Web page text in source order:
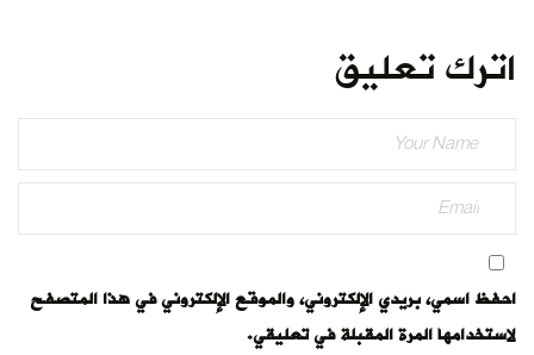
اترك تعليق
احفظ اسمي، بريدي الإلكتروني، والموقع الإلكتروني في هذا المتصفح
لاستخدامها المرة المقبلة في تعليقي.